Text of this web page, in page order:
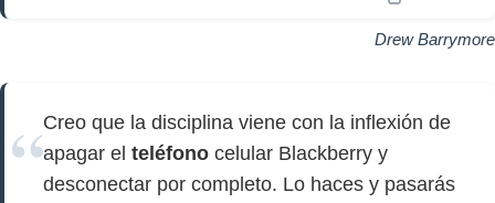
Drew Barrymore
Creo que la disciplina viene con la inflexión de
apagar el teléfono celular Blackberry y
desconectar por completo. Lo haces y pasarás